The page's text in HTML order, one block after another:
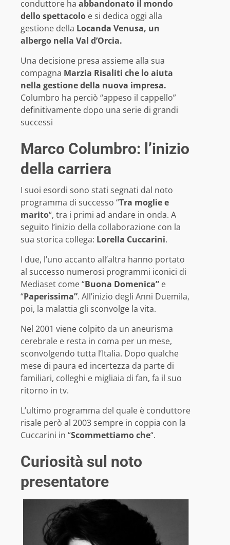
conduttore ha abbandonato il mondo
dello spettacolo e si dedica oggi alla
gestione della Locanda Venusa, un
albergo nella Val d’Orcia.
Una decisione presa assieme alla sua
compagna Marzia Risaliti che lo aiuta
nella gestione della nuova impresa.
Columbro ha perciò “appeso il cappello”
definitivamente dopo una serie di grandi
successi
Marco Columbro: l’inizio
della carriera
I suoi esordi sono stati segnati dal noto
programma di successo “Tra moglie e
marito“, tra i primi ad andare in onda. A
seguito l’inizio della collaborazione con la
sua storica collega: Lorella Cuccarini.
I due, l’uno accanto all’altra hanno portato
al successo numerosi programmi iconici di
Mediaset come “Buona Domenica” e
“Paperissima”. All’inizio degli Anni Duemila,
poi, la malattia gli sconvolge la vita.
Nel 2001 viene colpito da un aneurisma
cerebrale e resta in coma per un mese,
sconvolgendo tutta l’Italia. Dopo qualche
mese di paura ed incertezza da parte di
familiari, colleghi e migliaia di fan, fa il suo
ritorno in tv.
L’ultimo programma del quale è conduttore
risale però al 2003 sempre in coppia con la
Cuccarini in “Scommettiamo che“.
Curiosità sul noto
presentatore